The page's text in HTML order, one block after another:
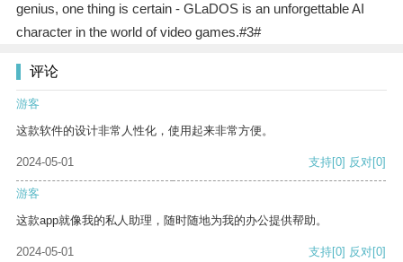
genius, one thing is certain - GLaDOS is an unforgettable AI
character in the world of video games.#3#
评论
游客
这款软件的设计非常人性化，使用起来非常方便。
2024-05-01 支持[0] 反对[0]
游客
这款app就像我的私人助理，随时随地为我的办公提供帮助。
2024-05-01 支持[0] 反对[0]